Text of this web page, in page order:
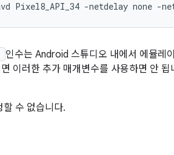
Pixel8_API_34 -netdelay none
인수는 Android 스튜디오 내에서 에뮬레이
이러한 추가 매개변수를 사용하면 안 됩
수 없습니다.